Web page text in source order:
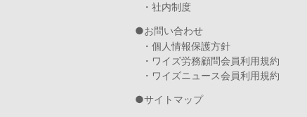
・社内制度
お問い合わせ
・個人情報保護方針
・ワイズ労務顧問会員利用規約
・ワイズニュース会員利用規約
サイトマップ